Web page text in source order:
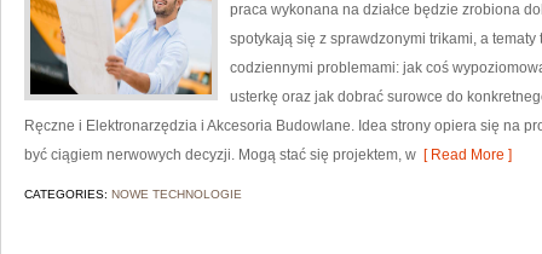
praca wykonana na działce będzie zrobiona
spotykają się z sprawdzonymi trikami, a
codziennymi problemami: jak coś
usterkę oraz jak dobrać surowce do
Ręczne i Elektronarzędzia i Akcesoria Budowlane. Idea strony opiera się na
być ciągiem nerwowych decyzji. Mogą stać się projektem, w [ Read More ]
CATEGORIES: NOWE TECHNOLOGIE